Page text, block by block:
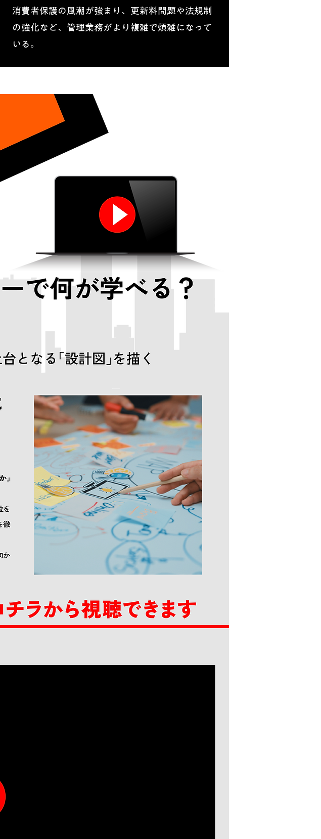
消費者保護の風潮が強まり、更新料問題や法規制
の強化など、管理業務がより複雑で煩雑になって
いる。